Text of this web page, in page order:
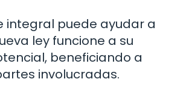
integral puede ayudar a
ley funcione a su
beneficiando a
involucradas.